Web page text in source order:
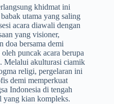
khidmat ini
utama yang saling
acara diawali dengan
yang visioner,
doa bersama demi
puncak acara berupa
Melalui akulturasi ciamik
religi, pergelaran ini
demi memperkuat
Indonesia di tengah
yang kian kompleks.